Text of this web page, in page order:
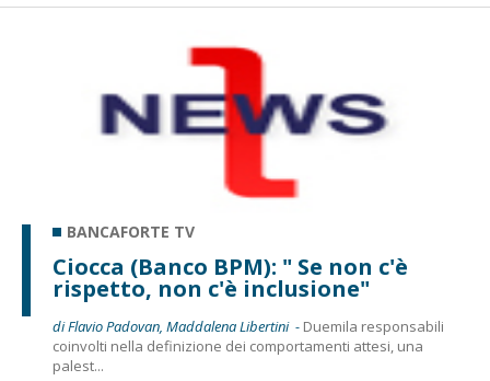
BANCAFORTE TV
Ciocca (Banco BPM): " Se non c'è
rispetto, non c'è inclusione"
di Flavio Padovan, Maddalena Libertini - Duemila responsabili
coinvolti nella definizione dei comportamenti attesi, una
palest...